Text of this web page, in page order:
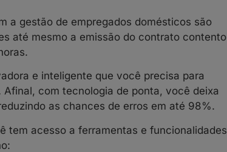
a gestão de empregados domésticos são
até mesmo a emissão do contrato contento
e inteligente que você precisa para
com tecnologia de ponta, você deixa
as chances de erros em até 98%.
tem acesso a ferramentas e funcionalidades